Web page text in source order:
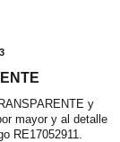
y
mayor y al detalle
RE17052911.